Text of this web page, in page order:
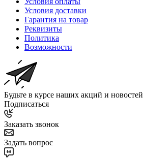
Условия доставки
Гарантия на товар
Реквизиты
Политика
Возможности
Будьте в курсе наших акций и новостей
Подписаться
Заказать звонок
Задать вопрос